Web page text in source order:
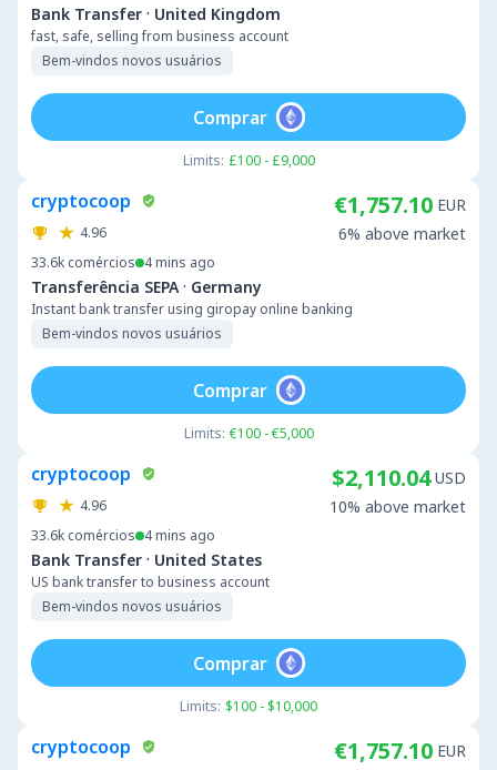
Bank Transfer · United Kingdom
fast, safe, selling from business account
Bem-vindos novos usuários
Limits: £100 - £9,000
Comprar
cryptocoop
4.96
33.6k comércios 4 mins ago
Transferência SEPA · Germany
Instant bank transfer using giropay online banking
Bem-vindos novos usuários
€1,757.10 EUR
6% above market
Limits: €100 - €5,000
Comprar
cryptocoop
4.96
33.6k comércios 4 mins ago
Bank Transfer · United States
US bank transfer to business account
Bem-vindos novos usuários
$2,110.04 USD
10% above market
Limits: $100 - $10,000
Comprar
cryptocoop €1,757.10 EUR